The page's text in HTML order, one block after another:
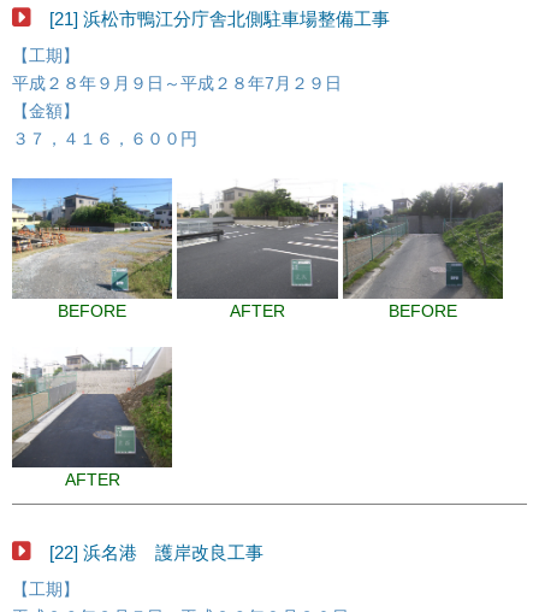
[21] 浜松市鴨江分庁舎北側駐車場整備工事
【工期】
平成２８年９月９日～平成２８年7月２９日
【金額】
３７，４１６，６００円
BEFORE AFTER BEFORE
AFTER
[22] 浜名港 護岸改良工事
【工期】